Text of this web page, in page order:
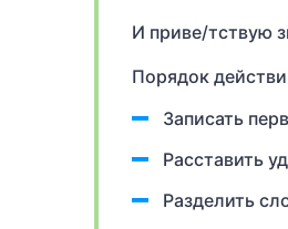
И приве/тствую
Порядок
Записать
Расставить
Разделить